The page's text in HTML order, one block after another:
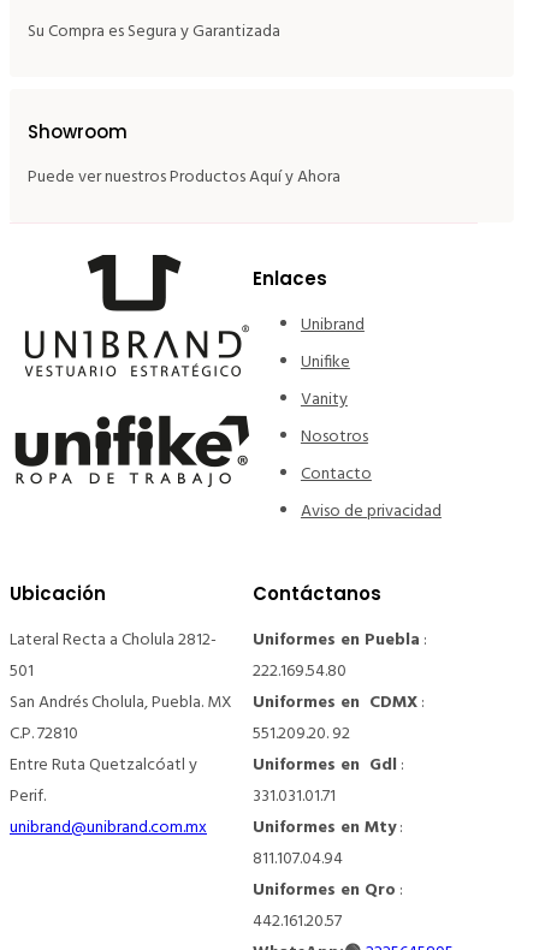
Su Compra es Segura y Garantizada
Showroom
Puede ver nuestros Productos Aquí y Ahora
Enlaces
Unibrand
Unifike
Vanity
Nosotros
Contacto
Aviso de privacidad
Ubicación
Lateral Recta a Cholula 2812-
501
San Andrés Cholula, Puebla. MX
C.P. 72810
Entre Ruta Quetzalcóatl y
Perif.
unibrand@unibrand.com.mx
Contáctanos
Uniformes en Puebla :
222.169.54.80
Uniformes en CDMX:
551.209.20. 92
Uniformes en Gdl :
331.031.01.71
Uniformes en Mty:
811.107.04.94
Uniformes en Qro :
442.161.20.57